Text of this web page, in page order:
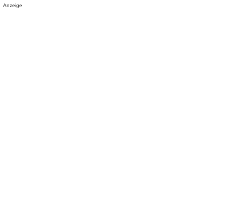
Anzeige